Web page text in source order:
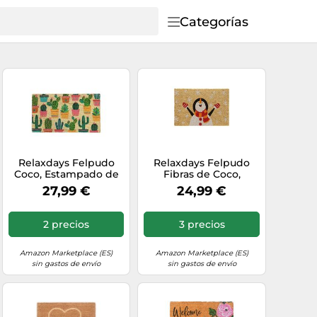
Categorías
Relaxdays Felpudo
Coco, Estampado de
Cactus, 75x42 cm,
Limpiapiés para
Antideslizante,
Colorido, Cloruro de
27,99 €
2 precios
Amazon Marketplace (ES)
sin gastos de envío
Relaxdays Felpudo
Fibras de Coco,
Muñeco de Nieve, 40 x
60 cm, Diseño
Puerta Invierno,
Multicolor
24,99 €
3 precios
Amazon Marketplace (ES)
sin gastos de envío